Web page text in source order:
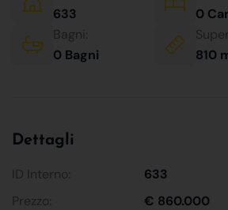
633
0
Bagni:
0 Bagni
810
Dettagli
ID Interno:
633
Prezzo:
€ 860.000